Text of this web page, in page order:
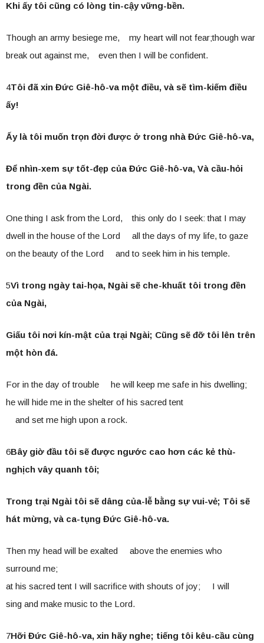
Khi ấy tôi cũng có lòng tin-cậy vững-bền.
Though an army besiege me, my heart will not fear;though war
break out against me, even then I will be confident.
4Tôi đã xin Đức Giê-hô-va một điều, và sẽ tìm-kiếm điều
ấy!
Ấy là tôi muốn trọn đời được ở trong nhà Đức Giê-hô-va,
Để nhìn-xem sự tốt-đẹp của Đức Giê-hô-va, Và cầu-hỏi
trong đền của Ngài.
One thing I ask from the Lord, this only do I seek: that I may
dwell in the house of the Lord all the days of my life, to gaze
on the beauty of the Lord and to seek him in his temple.
5Vì trong ngày tai-họa, Ngài sẽ che-khuất tôi trong đền
của Ngài,
Giấu tôi nơi kín-mật của trại Ngài; Cũng sẽ đỡ tôi lên trên
một hòn đá.
For in the day of trouble he will keep me safe in his dwelling;
he will hide me in the shelter of his sacred tent
and set me high upon a rock.
6Bây giờ đầu tôi sẽ được ngước cao hơn các kẻ thù-
nghịch vây quanh tôi;
Trong trại Ngài tôi sẽ dâng của-lễ bằng sự vui-vẻ; Tôi sẽ
hát mừng, và ca-tụng Đức Giê-hô-va.
Then my head will be exalted above the enemies who
surround me;
at his sacred tent I will sacrifice with shouts of joy; I will
sing and make music to the Lord.
7Hỡi Đức Giê-hô-va, xin hãy nghe; tiếng tôi kêu-cầu cùng